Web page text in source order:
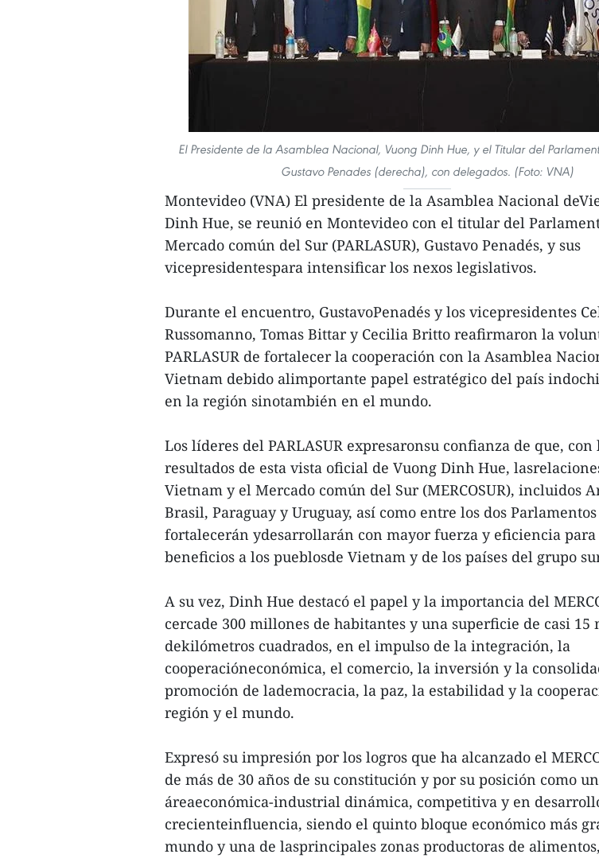
El Presidente de la Asamblea Nacional, Vuong Dinh Hue, y el Titular del
Gustavo Penades (derecha), con delegados. (Foto: VNA)
Montevideo (VNA) El presidente de la Asamblea Nacional
Dinh Hue, se reunió en Montevideo con el titular del
Mercado común del Sur (PARLASUR), Gustavo Penadés, y sus
vicepresidentespara intensificar los nexos legislativos.
Durante el encuentro, GustavoPenadés y los vicepresidentes
Russomanno, Tomas Bittar y Cecilia Britto reafirmaron la
PARLASUR de fortalecer la cooperación con la Asamblea
Vietnam debido alimportante papel estratégico del país
en la región sinotambién en el mundo.
Los líderes del PARLASUR expresaronsu confianza de que, con
resultados de esta vista oficial de Vuong Dinh Hue,
Vietnam y el Mercado común del Sur (MERCOSUR), incluidos
Brasil, Paraguay y Uruguay, así como entre los dos Parlamentos
fortalecerán ydesarrollarán con mayor fuerza y eficiencia
beneficios a los pueblosde Vietnam y de los países del grupo
A su vez, Dinh Hue destacó el papel y la importancia del
cercade 300 millones de habitantes y una superficie de casi 15
dekilómetros cuadrados, en el impulso de la integración, la
cooperacióneconómica, el comercio, la inversión y la
promoción de lademocracia, la paz, la estabilidad y la
región y el mundo.
Expresó su impresión por los logros que ha alcanzado el
de más de 30 años de su constitución y por su posición como un
áreaeconómica-industrial dinámica, competitiva y en
crecienteinfluencia, siendo el quinto bloque económico más
mundo y una de lasprincipales zonas productoras de